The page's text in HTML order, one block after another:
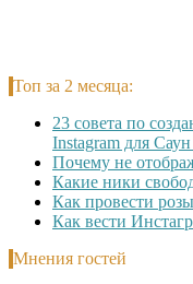
Топ за 2 месяца:
23 совета по
Instagram для
Почему не
Какие ники
Как провести
Как вести
Мнения гостей